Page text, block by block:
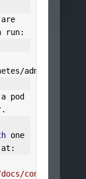
run:
/admin
pod
.
one
:
concepts/